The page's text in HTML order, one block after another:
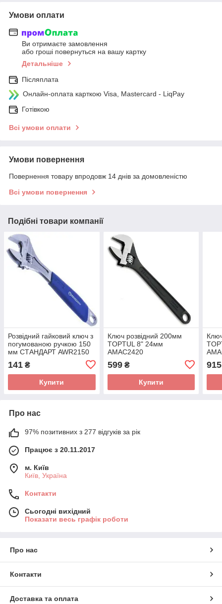
Умови оплати
Ви отримаєте замовлення
або гроші повернуться на вашу картку
Детальніше
Післяплата
Онлайн-оплата карткою Visa, Mastercard - LiqPay
Готівкою
Всі умови оплати
Умови повернення
Повернення товару впродовж 14 днів за домовленістю
Всі умови повернення
Подібні товари компанії
Розвідний гайковий ключ з
погумованою ручкою 150
мм СТАНДАРТ AWR2150
141 ₴
Купити
Ключ розвідний 200мм
TOPTUL 8" 24мм
AMAC2420
599₴
Купити
915
Про нас
97% позитивних з 277 відгуків за рік
Працює з 20.11.2017
м. Київ
Київ, Україна
Контакти
Сьогодні вихідний
Показати весь графік роботи
Про нас
Контакти
Доставка та оплата